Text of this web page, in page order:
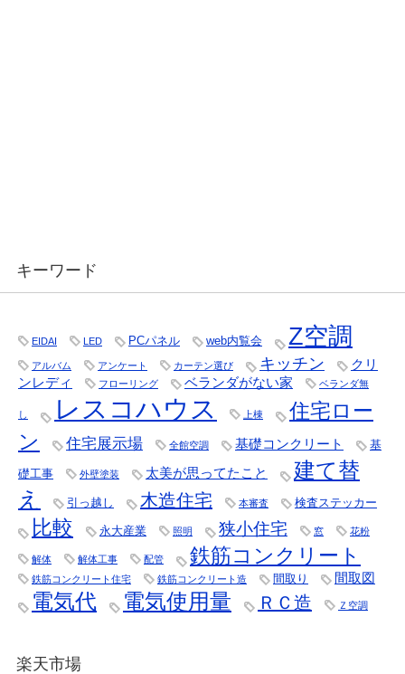
キーワード
EIDAI LED PCパネル web内覧会 Z空調
アルバム アンケート カーテン選び キッチン
クリ
ンレディ
フローリング ベランダがない家 ベランダ無
し レスコハウス 上棟
住宅ロー
ン
住宅展示場 全館空調 基礎コンクリート 基
礎工事 外壁塗装 太美が思ってたこと
建て替
え
引っ越し 木造住宅 本審査 検査ステッカー
比較 永大産業 照明 狭小住宅 窓 花粉
解体 解体工事 配管 鉄筋コンクリート
鉄筋コンクリート住宅 鉄筋コンクリート造 間取り 間取図
電気代 電気使用量 ＲＣ造 Ｚ空調
楽天市場